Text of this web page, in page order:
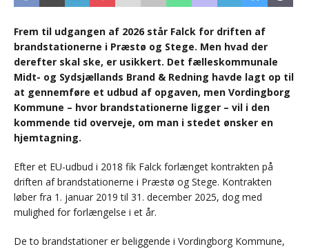
Frem til udgangen af 2026 står Falck for driften af
brandstationerne i Præstø og Stege. Men hvad der
derefter skal ske, er usikkert. Det fælleskommunale
Midt- og Sydsjællands Brand & Redning havde lagt op til
at gennemføre et udbud af opgaven, men Vordingborg
Kommune – hvor brandstationerne ligger – vil i den
kommende tid overveje, om man i stedet ønsker en
hjemtagning.
Efter et EU-udbud i 2018 fik Falck forlænget kontrakten på
driften af brandstationerne i Præstø og Stege. Kontrakten
løber fra 1. januar 2019 til 31. december 2025, dog med
mulighed for forlængelse i et år.
De to brandstationer er beliggende i Vordingborg Kommune,